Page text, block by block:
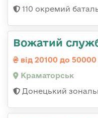
110 окремий
Вожатий
від 20100 до 50000
Краматорськ
Донецький